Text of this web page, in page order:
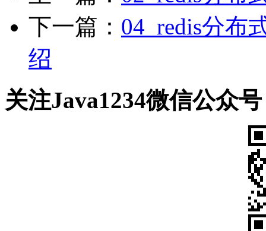
下一篇： 04_redis分布
绍
关注Java1234微信公众号